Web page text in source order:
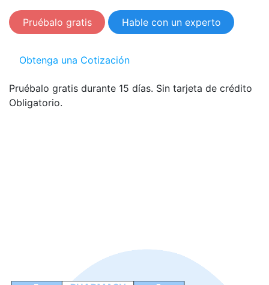
Pruébalo gratis Hable con un experto
O​​btenga una Cotización
Pruébalo gratis durante 15 días. Sin tarjeta de crédito
Obligatorio.